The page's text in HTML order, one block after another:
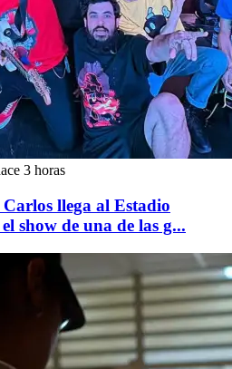
3 horas
llega al Estadio
show de una de las g...